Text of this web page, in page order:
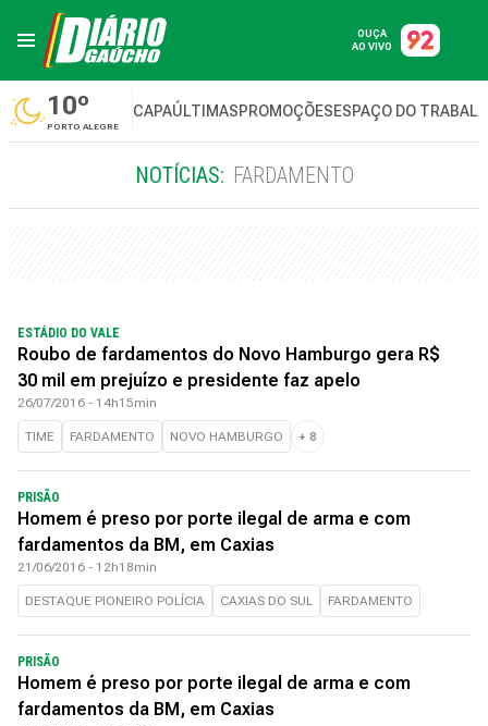
OUÇA
AO VIVO
10º
PORTO ALEGRE
CAPAÚLTIMASPROMOÇÕESESPAÇO DO
NOTÍCIAS: FARDAMENTO
ESTÁDIO DO VALE
Roubo de fardamentos do Novo Hamburgo gera R$
30 mil em prejuízo e presidente faz apelo
26/07/2016 - 14h15min
TIME FARDAMENTO NOVO HAMBURGO + 8
PRISÃO
Homem é preso por porte ilegal de arma e com
fardamentos da BM, em Caxias
21/06/2016 - 12h18min
DESTAQUE PIONEIRO POLÍCIA CAXIAS DO SUL FARDAMENTO
PRISÃO
Homem é preso por porte ilegal de arma e com
fardamentos da BM, em Caxias